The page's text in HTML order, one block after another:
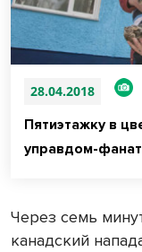
28.04.2018
Пятиэтажку в
управдом-фанат
Через семь
канадский